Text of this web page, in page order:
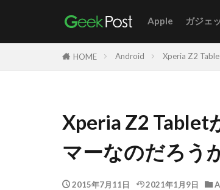
Apple ガジェ
HOME Android Xperia Z2
Xperia Z2 Tablet
マーなのだろう
2015年7月11日 2021年1月9日